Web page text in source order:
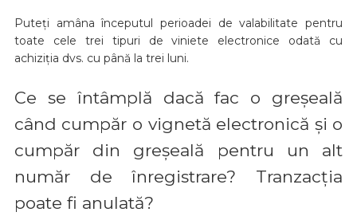
Puteți amâna începutul perioadei de valabilitate pentru
toate cele trei tipuri de viniete electronice odată cu
achiziția dvs. cu până la trei luni.
Ce se întâmplă dacă fac o greșeală
când cumpăr o vignetă electronică și o
cumpăr din greșeală pentru un alt
număr de înregistrare? Tranzacția
poate fi anulată?